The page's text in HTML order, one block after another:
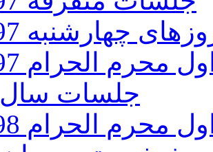
چهارشنبه 97
محرم الحرام 97
جلسات سال 98
محرم الحرام 98